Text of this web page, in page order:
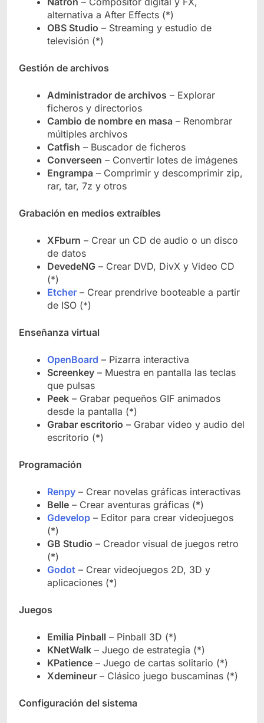
alternativa a After Effects (*)
OBS Studio – Streaming y estudio de
televisión (*)
Gestión de archivos
Administrador de archivos – Explorar
ficheros y directorios
Cambio de nombre en masa – Renombrar
múltiples archivos
Catfish – Buscador de ficheros
Converseen – Convertir lotes de imágenes
Engrampa – Comprimir y descomprimir zip,
rar, tar, 7z y otros
Grabación en medios extraíbles
XFburn – Crear un CD de audio o un disco
de datos
DevedeNG – Crear DVD, DivX y Video CD
(*)
Etcher – Crear prendrive booteable a partir
de ISO (*)
Enseñanza virtual
OpenBoard – Pizarra interactiva
Screenkey – Muestra en pantalla las teclas
que pulsas
Peek – Grabar pequeños GIF animados
desde la pantalla (*)
Grabar escritorio – Grabar video y audio del
escritorio (*)
Programación
Renpy – Crear novelas gráficas interactivas
Belle – Crear aventuras gráficas (*)
Gdevelop – Editor para crear videojuegos
(*)
GB Studio – Creador visual de juegos retro
(*)
Godot – Crear videojuegos 2D, 3D y
aplicaciones (*)
Juegos
Emilia Pinball – Pinball 3D (*)
KNetWalk – Juego de estrategia (*)
KPatience – Juego de cartas solitario (*)
Xdemineur – Clásico juego buscaminas (*)
Configuración del sistema